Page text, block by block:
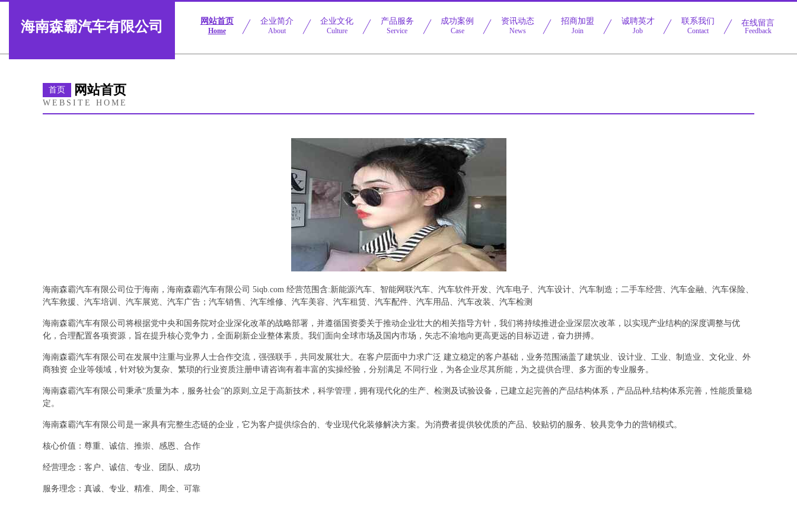
海南森霸汽车有限公司 网站首页
Home
企业简介
About
企业文化
Culture
产品服务
Service
成功案例
Case
资讯动态
News
招商加盟
Join
诚聘英才
Job
联系我们
Contact
在线留言
Feedback
首页 网站首页
WEBSITE HOME
海南森霸汽车有限公司位于海南，海南森霸汽车有限公司 5iqb.com 经营范围含:新能源汽车、智能网联汽车、汽车软件开发、汽车电子、汽车设计、汽车制造；二手车经营、汽车金融、汽车保险、
汽车救援、汽车培训、汽车展览、汽车广告；汽车销售、汽车维修、汽车美容、汽车租赁、汽车配件、汽车用品、汽车改装、汽车检测
海南森霸汽车有限公司将根据党中央和国务院对企业深化改革的战略部署，并遵循国资委关于推动企业壮大的相关指导方针，我们将持续推进企业深层次改革，以实现产业结构的深度调整与优
化，合理配置各项资源，旨在提升核心竞争力，全面刷新企业整体素质。我们面向全球市场及国内市场，矢志不渝地向更高更远的目标迈进，奋力拼搏。
海南森霸汽车有限公司在发展中注重与业界人士合作交流，强强联手，共同发展壮大。在客户层面中力求广泛 建立稳定的客户基础，业务范围涵盖了建筑业、设计业、工业、制造业、文化业、外
商独资 企业等领域，针对较为复杂、繁琐的行业资质注册申请咨询有着丰富的实操经验，分别满足 不同行业，为各企业尽其所能，为之提供合理、多方面的专业服务。
海南森霸汽车有限公司秉承“质量为本，服务社会”的原则,立足于高新技术，科学管理，拥有现代化的生产、检测及试验设备，已建立起完善的产品结构体系，产品品种,结构体系完善，性能质量稳
定。
海南森霸汽车有限公司是一家具有完整生态链的企业，它为客户提供综合的、专业现代化装修解决方案。为消费者提供较优质的产品、较贴切的服务、较具竞争力的营销模式。
核心价值：尊重、诚信、推崇、感恩、合作
经营理念：客户、诚信、专业、团队、成功
服务理念：真诚、专业、精准、周全、可靠